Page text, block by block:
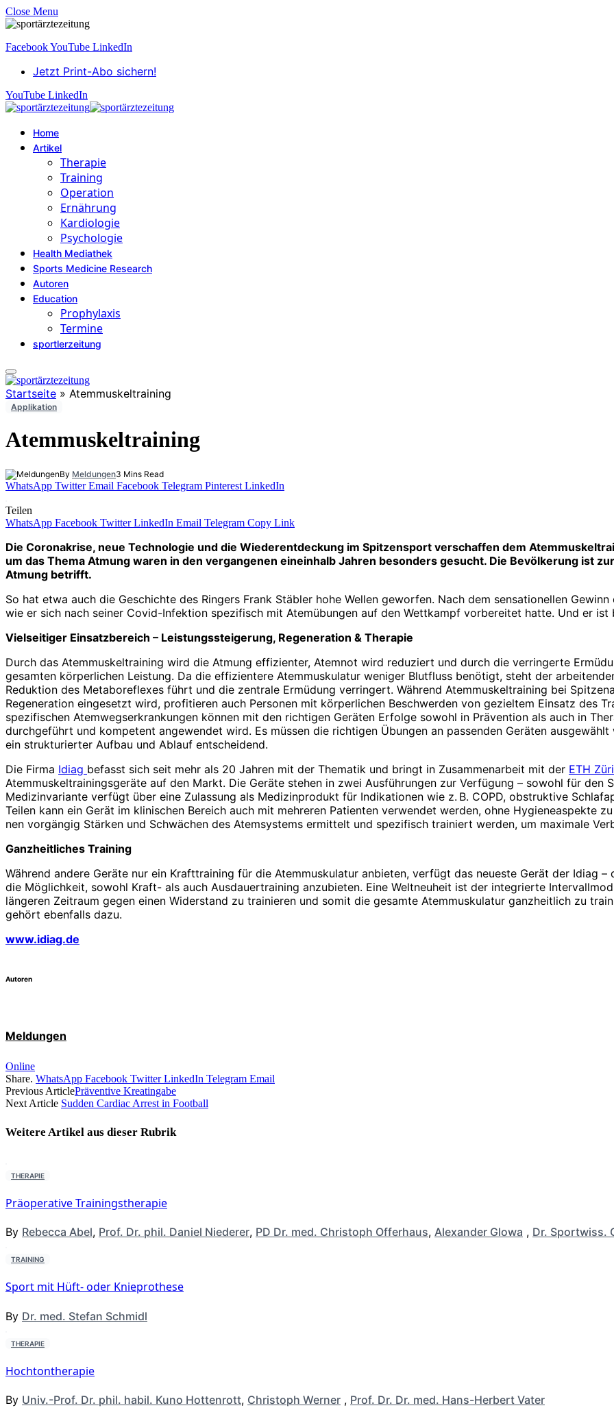
Close Menu
FacebookYouTube LinkedIn
Jetzt Print-Abo sichern!
YouTube LinkedIn
Home
Artikel
Therapie
Training
Operation
Ernährung
Kardiologie
Psychologie
Health Mediathek
Sports Medicine Research
Autoren
Education
Prophylaxis
Termine
sportlerzeitung
Startseite » Atemmuskeltraining
Applikation
Atemmuskeltraining
By Meldungen3 Mins Read
WhatsApp Twitter Email Facebook Telegram Pinterest LinkedIn
Teilen
WhatsApp Facebook Twitter LinkedIn Email Telegram Copy Link
Die Coronakrise, neue Technologie und die Wiederentdeckung im Spitzensport verschaffen dem
um das Thema Atmung waren in den vergangenen eineinhalb Jahren besonders gesucht. Die Bevölkerung ist
Atmung betrifft.
So hat etwa auch die Geschichte des Ringers Frank Stäbler hohe Wellen geworfen. Nach dem sensationellen
wie er sich nach seiner Covid-Infektion spezifisch mit Atemübungen auf den Wettkampf vorbereitet hatte. Und er ist
Vielseitiger Einsatzbereich – Leistungssteigerung, Regeneration & Therapie
Durch das Atemmuskeltraining wird die Atmung effizienter, Atemnot wird reduziert und durch die verringerte
gesamten körperlichen Leistung. Da die effizientere Atemmuskulatur weniger Blutfluss benötigt, steht der
Reduktion des Metaboreflexes führt und die zentrale Ermüdung verringert. Während Atemmuskeltraining bei
Regeneration eingesetzt wird, profitieren auch Personen mit körperlichen Beschwerden von gezieltem Einsatz des
spezifischen Atemwegserkrankungen können mit den richtigen Geräten Erfolge sowohl in Prävention als auch in
durchgeführt und kompetent angewendet wird. Es müssen die richtigen Übungen an passenden Geräten
ein strukturierter Aufbau und Ablauf entscheidend.
Die Firma Idiag befasst sich seit mehr als 20 Jahren mit der Thematik und bringt in Zusammenarbeit mit der ETH
Atemmuskeltrainingsgeräte auf den Markt. Die Geräte stehen in zwei Ausführungen zur Verfügung – sowohl für den
Medizinvariante verfügt über eine Zulassung als Medizinprodukt für Indikationen wie z. B. COPD, obstruktive
Teilen kann ein Gerät im klinischen Bereich auch mit mehreren Patienten verwendet werden, ohne Hygieneaspekte
nen vorgängig Stärken und Schwächen des Atemsystems ermittelt und spezifisch trainiert werden, um maximale
Ganzheitliches Training
Während andere Geräte nur ein Krafttraining für die Atemmuskulatur anbieten, verfügt das neueste Gerät der Idiag –
die Möglichkeit, sowohl Kraft- als auch Ausdauertraining anzubieten. Eine Weltneuheit ist der integrierte
längeren Zeitraum gegen einen Widerstand zu trainieren und somit die gesamte Atemmuskulatur ganzheitlich zu
gehört ebenfalls dazu.
www.idiag.de
Autoren
Meldungen
Online
Share. WhatsApp Facebook Twitter LinkedIn Telegram Email
Previous ArticlePräventive Kreatingabe
Next Article Sudden Cardiac Arrest in Football
Weitere Artikel aus dieser Rubrik
THERAPIE
Präoperative Trainingstherapie
By Rebecca Abel, Prof. Dr. phil. Daniel Niederer, PD Dr. med. Christoph Offerhaus, Alexander Glowa , Dr. Sportwiss.
TRAINING
Sport mit Hüft- oder Knieprothese
By Dr. med. Stefan Schmidl
THERAPIE
Hochtontherapie
By Univ.-Prof. Dr. phil. habil. Kuno Hottenrott, Christoph Werner , Prof. Dr. Dr. med. Hans-Herbert Vater